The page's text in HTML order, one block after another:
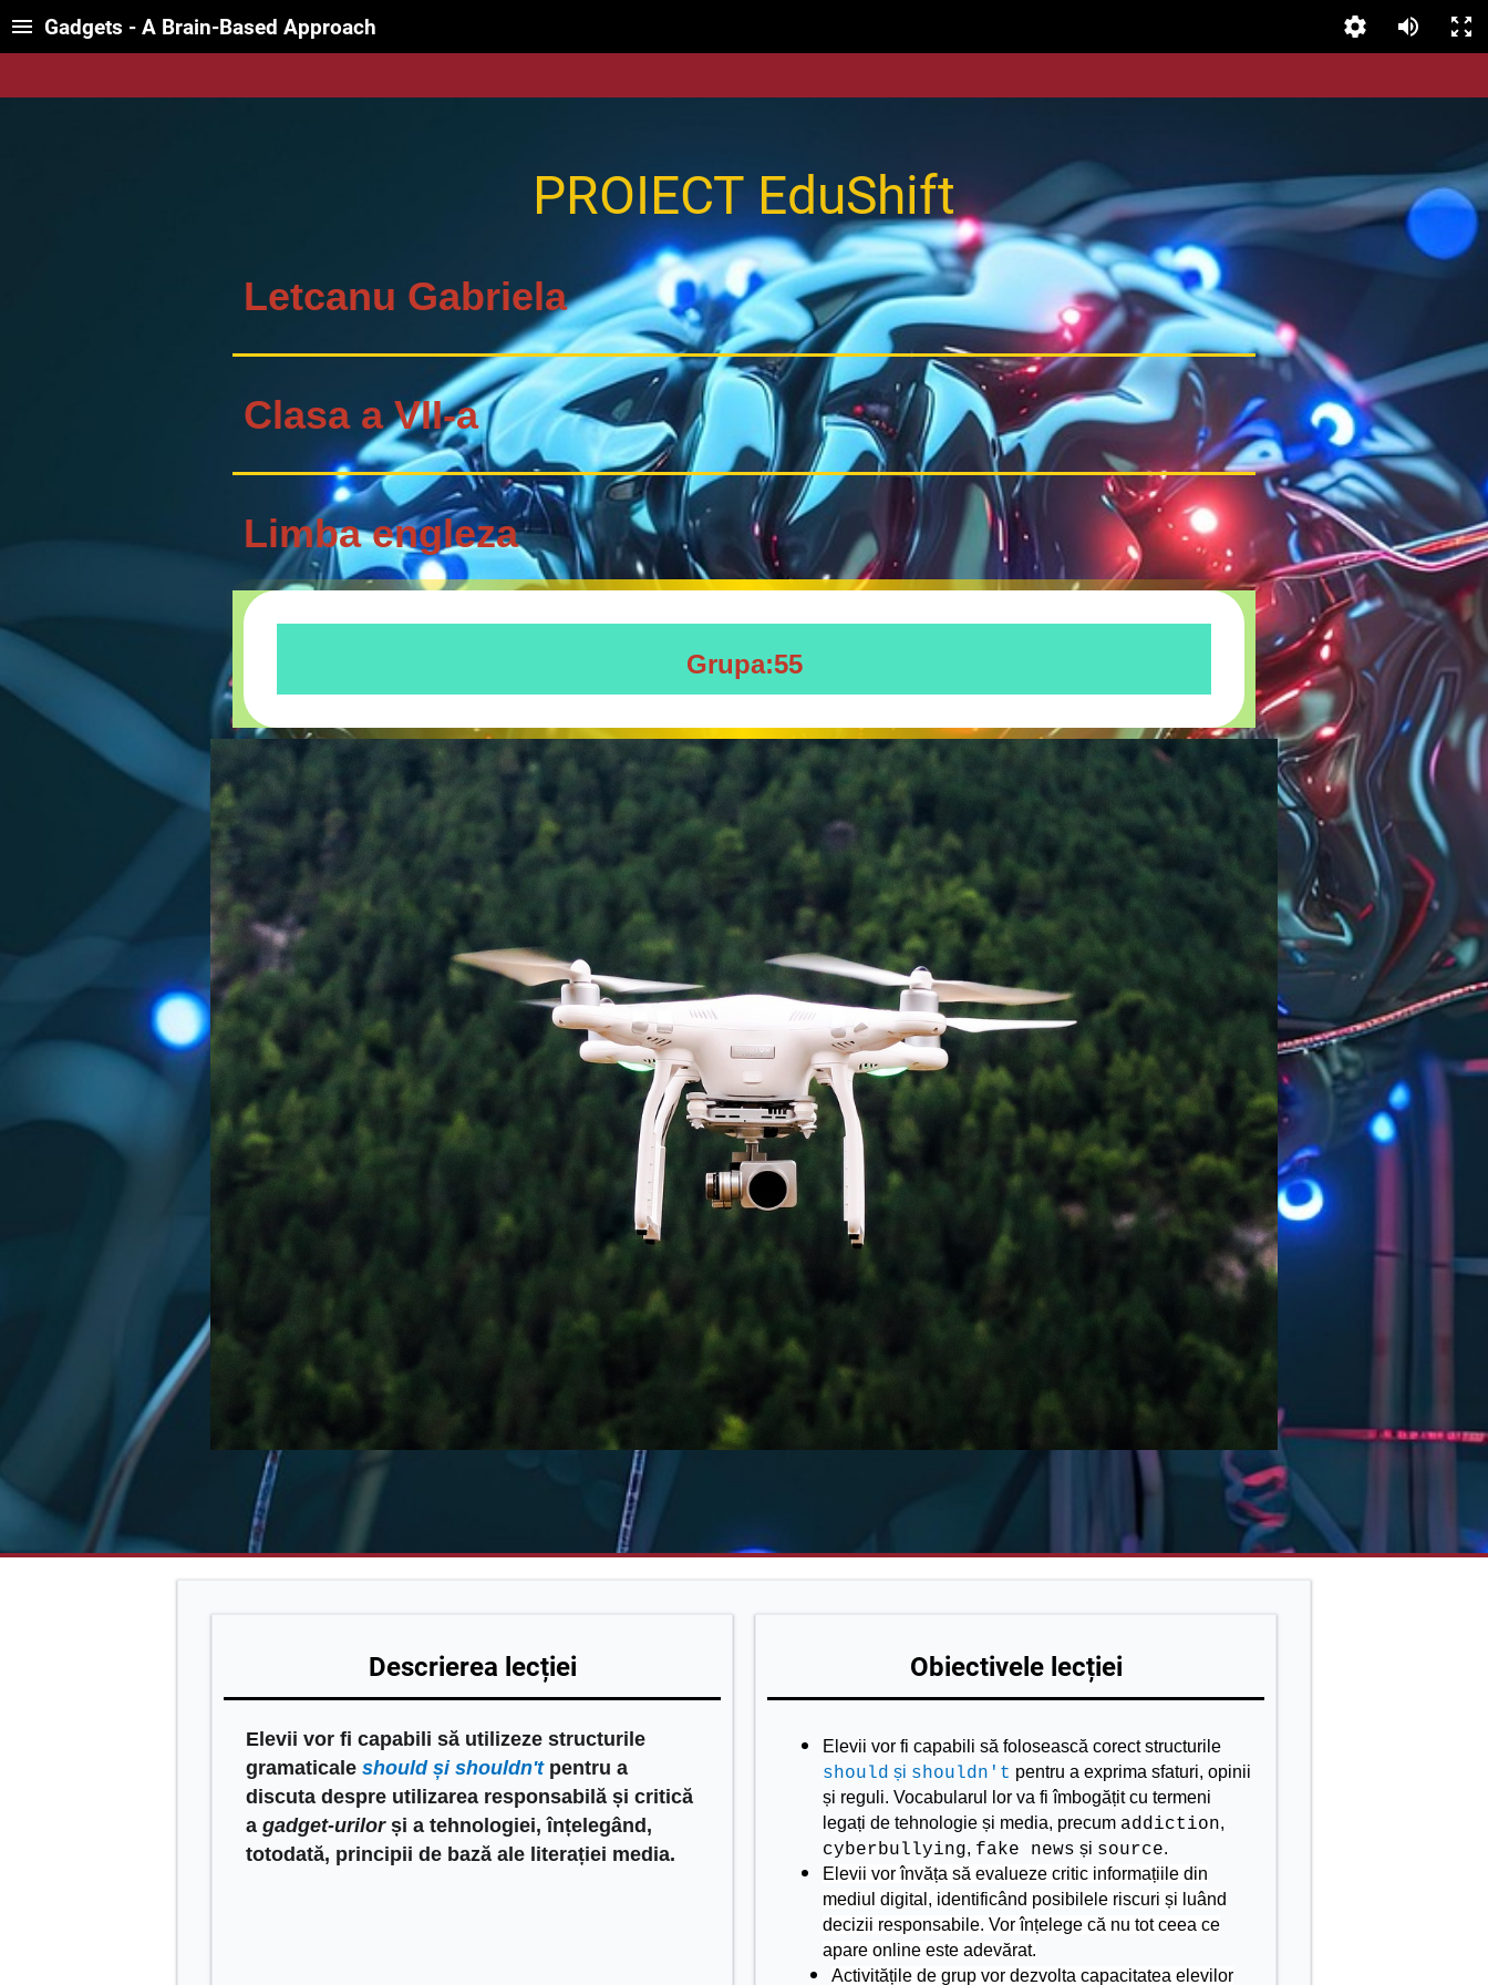
Gadgets - A Brain-Based Approach
PROIECT EduShift
Letcanu Gabriela
Clasa a VII-a
Limba engleza
Grupa:55
Descrierea lecției
Elevii vor fi capabili să utilizeze structurile
gramaticale should și shouldn't pentru a
discuta despre utilizarea responsabilă și critică
a gadget-urilorși a tehnologiei, înțelegând,
totodată, principii de bază ale literației media.
Obiectivele lecției
Elevii vor fi capabili să folosească corect structurile
should și shouldn't pentru a exprima sfaturi, opinii
și reguli. Vocabularul lor va fi îmbogățit cu termeni
legați de tehnologie și media, precum addiction,
cyberbullying, fake news și source.
Elevii vor învăța să evalueze critic informațiile din
mediul digital, identificând posibilele riscuri și luând
decizii responsabile. Vor înțelege că nu tot ceea ce
apare online este adevărat.
Activitățile de grup vor dezvolta capacitatea elevilor